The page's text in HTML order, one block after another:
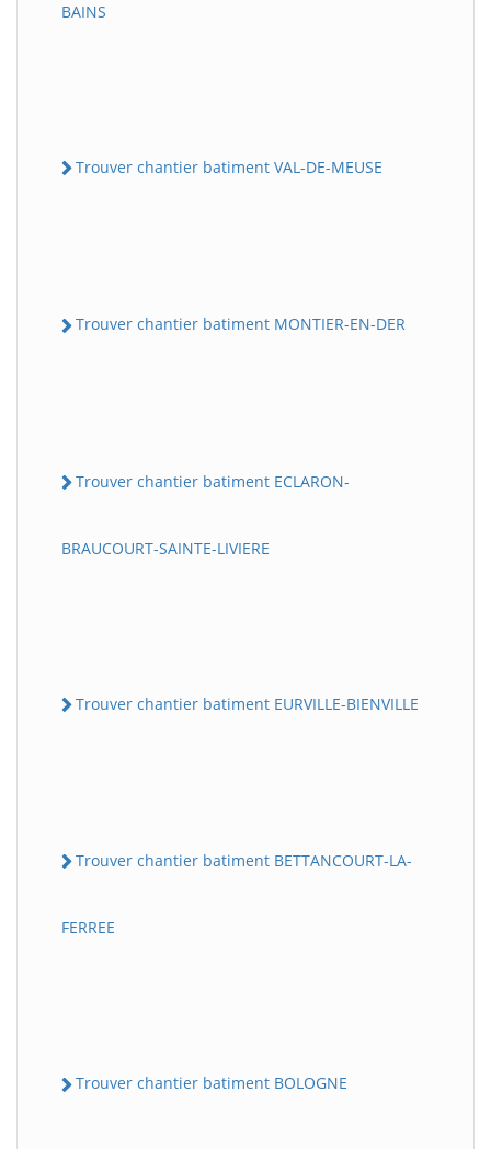
BAINS
Trouver chantier batiment VAL-DE-MEUSE
Trouver chantier batiment MONTIER-EN-DER
Trouver chantier batiment ECLARON-
BRAUCOURT-SAINTE-LIVIERE
Trouver chantier batiment EURVILLE-BIENVILLE
Trouver chantier batiment BETTANCOURT-LA-
FERREE
Trouver chantier batiment BOLOGNE